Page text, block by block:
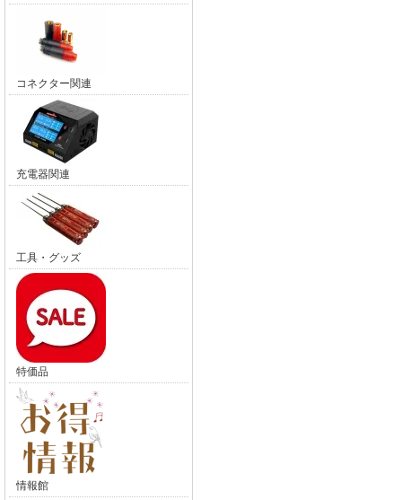
コネクター関連
充電器関連
工具・グッズ
特価品
情報館